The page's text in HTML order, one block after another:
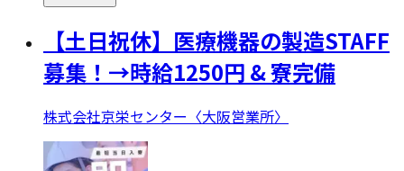
【土日祝休】医療機器の製造STAFF
募集！→時給1250円 & 寮完備
株式会社京栄センター〈大阪営業所〉